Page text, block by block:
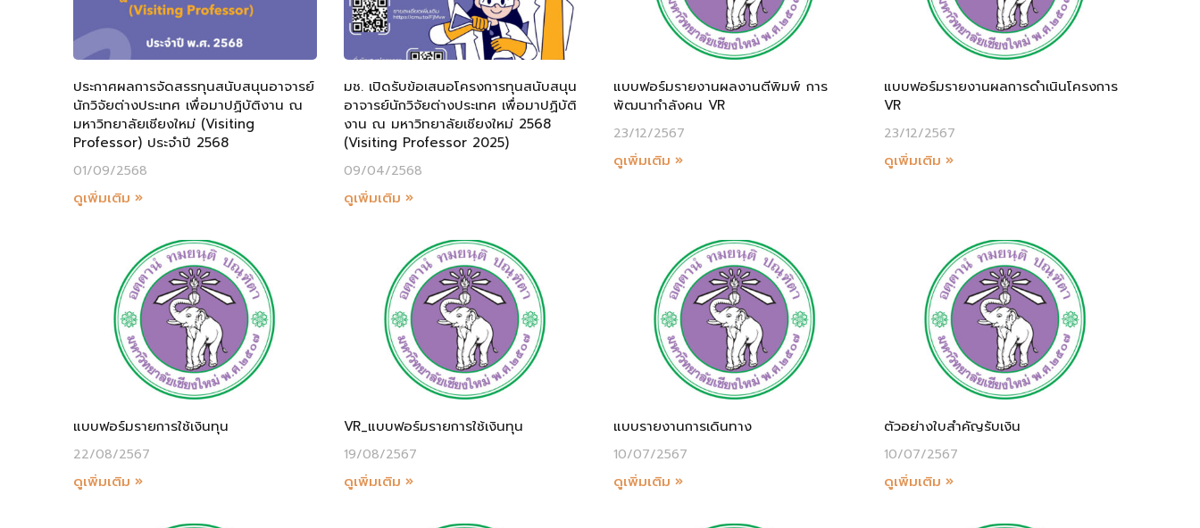
ประกาศผลการจัดสรรทุนสนับสนุนอาจารย์
นักวิจัยต่างประเทศ เพื่อมาปฏิบัติงาน ณ
มหาวิทยาลัยเชียงใหม่ (Visiting
Professor) ประจำปี 2568
01/09/2568
ดูเพิ่มเติม »
มช. เปิดรับข้อเสนอโครงการทุนสนับสนุน
อาจารย์นักวิจัยต่างประเทศ เพื่อมาปฏิบัติ
งาน ณ มหาวิทยาลัยเชียงใหม่ 2568
(Visiting Professor 2025)
09/04/2568
ดูเพิ่มเติม »
แบบฟอร์มรายงานผลงานตีพิมพ์ การ
พัฒนากำลังคน VR
23/12/2567
ดูเพิ่มเติม »
แบบฟอร์มรายงานผลการดำเนินโครงการ
VR
23/12/2567
ดูเพิ่มเติม »
แบบฟอร์มรายการใช้เงินทุน
22/08/2567
ดูเพิ่มเติม »
VR_แบบฟอร์มรายการใช้เงินทุน
19/08/2567
ดูเพิ่มเติม »
แบบรายงานการเดินทาง
10/07/2567
ดูเพิ่มเติม »
ตัวอย่างใบสำคัญรับเงิน
10/07/2567
ดูเพิ่มเติม »